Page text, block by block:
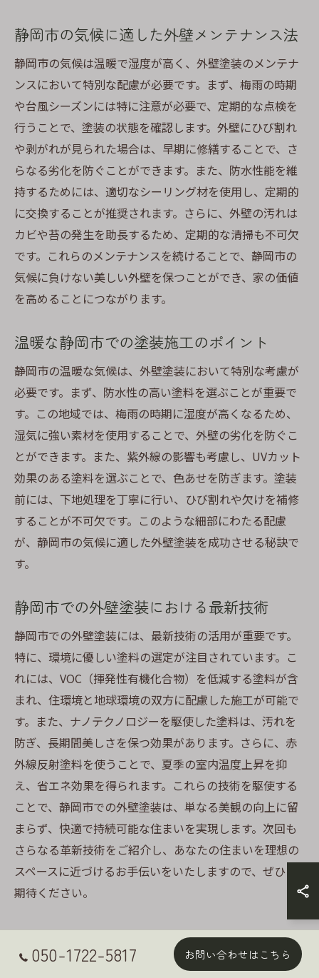
静岡市の気候に適した外壁メンテナンス法
静岡市の気候は温暖で湿度が高く、外壁塗装のメンテナ
ンスにおいて特別な配慮が必要です。まず、梅雨の時期
や台風シーズンには特に注意が必要で、定期的な点検を
行うことで、塗装の状態を確認します。外壁にひび割れ
や剥がれが見られた場合は、早期に修繕することで、さ
らなる劣化を防ぐことができます。また、防水性能を維
持するためには、適切なシーリング材を使用し、定期的
に交換することが推奨されます。さらに、外壁の汚れは
カビや苔の発生を助長するため、定期的な清掃も不可欠
です。これらのメンテナンスを続けることで、静岡市の
気候に負けない美しい外壁を保つことができ、家の価値
を高めることにつながります。
温暖な静岡市での塗装施工のポイント
静岡市の温暖な気候は、外壁塗装において特別な考慮が
必要です。まず、防水性の高い塗料を選ぶことが重要で
す。この地域では、梅雨の時期に湿度が高くなるため、
湿気に強い素材を使用することで、外壁の劣化を防ぐこ
とができます。また、紫外線の影響も考慮し、UVカット
効果のある塗料を選ぶことで、色あせを防ぎます。塗装
前には、下地処理を丁寧に行い、ひび割れや欠けを補修
することが不可欠です。このような細部にわたる配慮
が、静岡市の気候に適した外壁塗装を成功させる秘訣で
す。
静岡市での外壁塗装における最新技術
静岡市での外壁塗装には、最新技術の活用が重要です。
特に、環境に優しい塗料の選定が注目されています。こ
れには、VOC（揮発性有機化合物）を低減する塗料が含
まれ、住環境と地球環境の双方に配慮した施工が可能で
す。また、ナノテクノロジーを駆使した塗料は、汚れを
防ぎ、長期間美しさを保つ効果があります。さらに、赤
外線反射塗料を使うことで、夏季の室内温度上昇を抑
え、省エネ効果を得られます。これらの技術を駆使する
ことで、静岡市での外壁塗装は、単なる美観の向上に留
まらず、快適で持続可能な住まいを実現します。次回も
さらなる革新技術をご紹介し、あなたの住まいを理想の
スペースに近づけるお手伝いをいたしますので、ぜひご
期待ください。
外壁塗装で静岡市の家を美しく保
050-1722-5817 お問い合わせはこちら